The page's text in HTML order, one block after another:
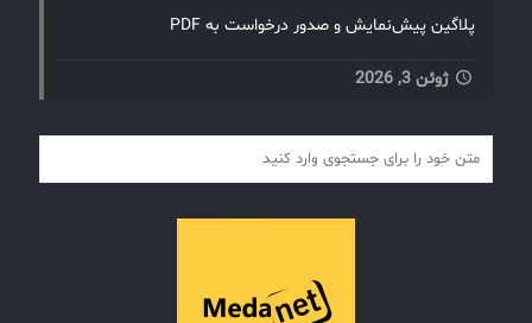
پلاگین پیش‌نمایش و صدور درخواست به PDF
ژوئن 3, 2026